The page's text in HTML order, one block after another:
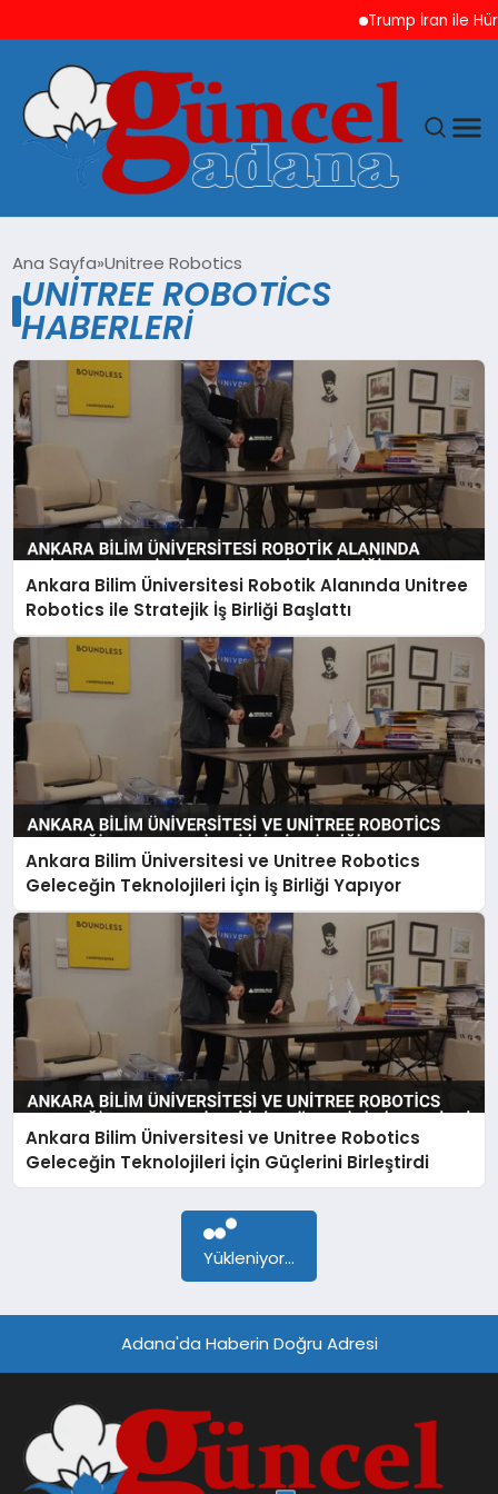
Trump İran ile
GÜNCEL
YAŞAM
MAGAZIN
SPOR
TEKNOLOJI
Ana Sayfa Unitree Robotics
UNITREE ROBOTICS
HABERLERI
Ankara Bilim Üniversitesi Robotik Alanında Unitree
Robotics ile Stratejik İş Birliği Başlattı
Ankara Bilim Üniversitesi ve Unitree Robotics
Geleceğin Teknolojileri İçin İş Birliği Yapıyor
Ankara Bilim Üniversitesi ve Unitree Robotics
Geleceğin Teknolojileri İçin Güçlerini Birleştirdi
Yükleniyor...
Adana'da Haberin Doğru Adresi